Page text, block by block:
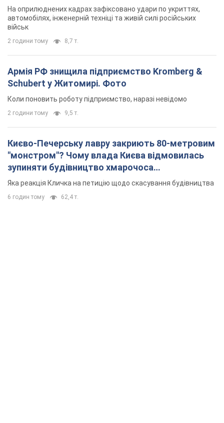
На оприлюднених кадрах зафіксовано удари по укриттях,
автомобілях, інженерній техніці та живій силі російських
військ
2 години тому 8,7 т.
Армія РФ знищила підприємство Kromberg &
Schubert у Житомирі. Фото
Коли поновить роботу підприємство, наразі невідомо
2 години тому 9,5 т.
Києво-Печерську лавру закриють 80-метровим
"монстром"? Чому влада Києва відмовилась
зупиняти будівництво хмарочоса
"московського вірянина"
Яка реакція Кличка на петицію щодо скасування будівництва
6 годин тому 62,4 т.